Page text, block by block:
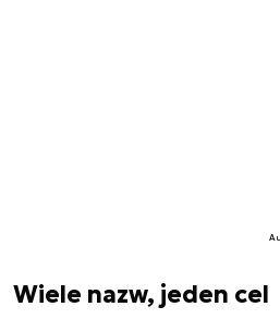
Wiele nazw, jeden cel